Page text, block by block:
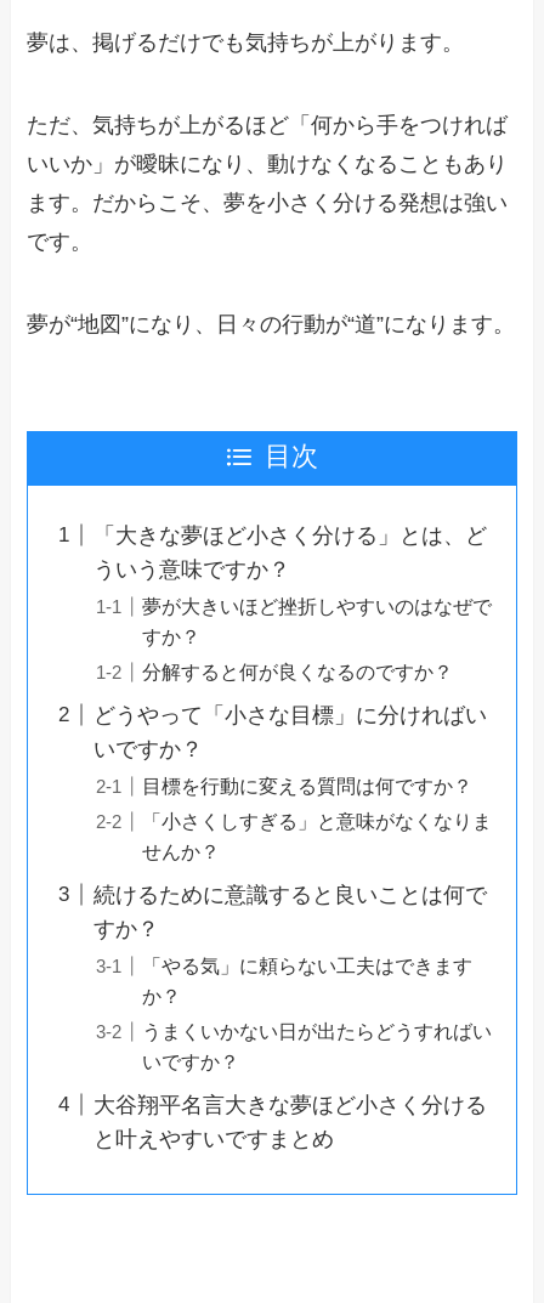
夢は、掲げるだけでも気持ちが上がります。
ただ、気持ちが上がるほど「何から手をつければ
いいか」が曖昧になり、動けなくなることもあり
ます。だからこそ、夢を小さく分ける発想は強い
です。
夢が“地図”になり、日々の行動が“道”になります。
目次
「大きな夢ほど小さく分ける」とは、ど
ういう意味ですか？
夢が大きいほど挫折しやすいのはなぜで
すか？
分解すると何が良くなるのですか？
どうやって「小さな目標」に分ければい
いですか？
目標を行動に変える質問は何ですか？
「小さくしすぎる」と意味がなくなりま
せんか？
続けるために意識すると良いことは何で
すか？
「やる気」に頼らない工夫はできます
か？
うまくいかない日が出たらどうすればい
いですか？
大谷翔平名言大きな夢ほど小さく分ける
と叶えやすいですまとめ